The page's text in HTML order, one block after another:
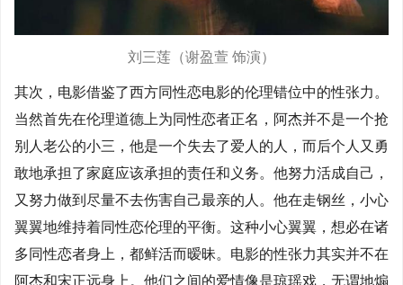
刘三莲（谢盈萱 饰演）
其次，电影借鉴了西方同性恋电影的伦理错位中的性张力。
当然首先在伦理道德上为同性恋者正名，阿杰并不是一个抢
别人老公的小三，他是一个失去了爱人的人，而后个人又勇
敢地承担了家庭应该承担的责任和义务。他努力活成自己，
又努力做到尽量不去伤害自己最亲的人。他在走钢丝，小心
翼翼地维持着同性恋伦理的平衡。这种小心翼翼，想必在诸
多同性恋者身上，都鲜活而暧昧。电影的性张力其实并不在
阿杰和宋正远身上。他们之间的爱情像是琼瑶戏，无谓地煽